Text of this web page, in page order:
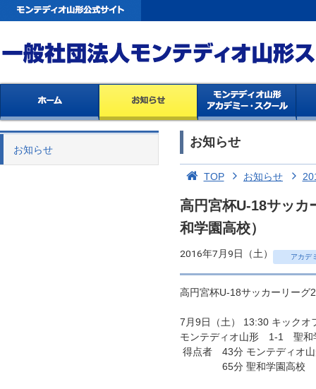
お知らせ
お知らせ
TOP お知らせ
高円宮杯U-18サッ
和学園高校）
2016年7月9日（土） アカデ
高円宮杯U-18サッカーリー
7月9日（土） 13:30 キックオ
モンテディオ山形 1-1 聖和
得点者 43分 モンテディオ山
65分 聖和学園高校